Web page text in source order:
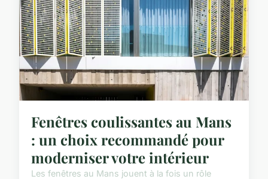
Fenêtres coulissantes au Mans
: un choix recommandé pour
moderniser votre intérieur
Les fenêtres au Mans jouent à la fois un rôle